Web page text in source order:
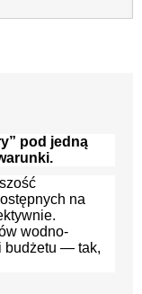
pod jedną
na
wodno-
budżetu — tak,